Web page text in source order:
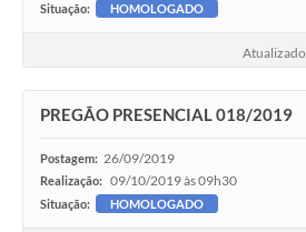
Situação: HOMOLOGADO
PREGÃO PRESENCIAL 018/2019
Postagem: 26/09/2019
Realização: 09/10/2019 às 09h30
Situação: HOMOLOGADO